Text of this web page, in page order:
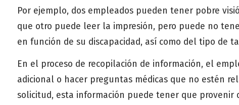
Por ejemplo, dos empleados pueden tener pobre
que otro puede leer la impresión, pero puede no
en función de su discapacidad, así como del tipo de
En el proceso de recopilación de información, el
adicional o hacer preguntas médicas que no estén
solicitud, esta información puede tener que provenir